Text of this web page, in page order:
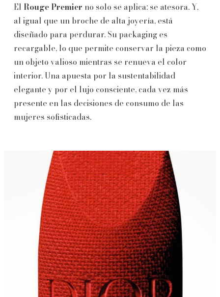
El Rouge Premier no solo se aplica; se atesora. Y,
al igual que un broche de alta joyería, está
diseñado para perdurar. Su packaging es
recargable, lo que permite conservar la pieza como
un objeto valioso mientras se renueva el color
interior. Una apuesta por la sustentabilidad
elegante y por el lujo consciente, cada vez más
presente en las decisiones de consumo de las
mujeres sofisticadas.